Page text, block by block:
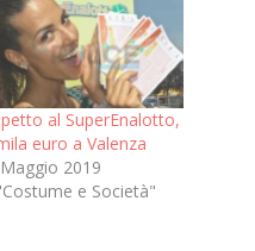
al SuperEnalotto,
euro a Valenza
2019
e Società"